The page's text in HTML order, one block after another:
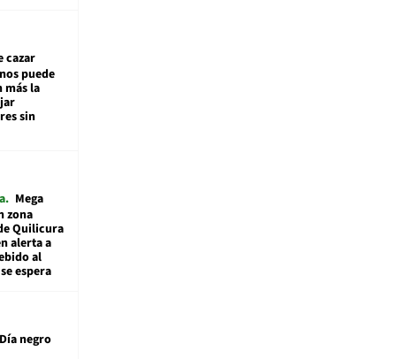
cazar
puede
más la
sin
Mega
zona
Quilicura
alerta a
al
espera
negro